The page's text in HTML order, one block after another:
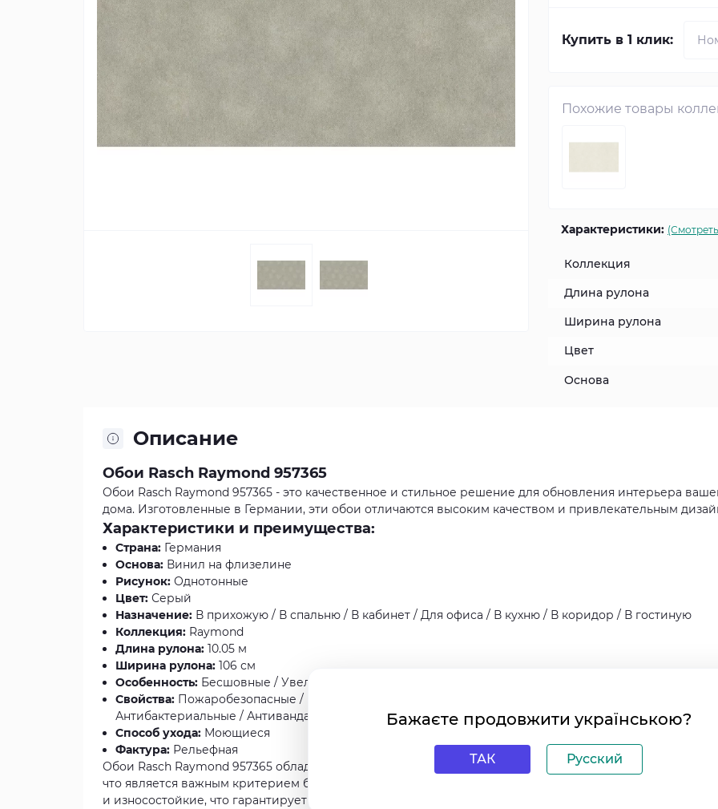
Купить в 1 клик:
Похожие товары
Характеристики:
Коллекция
Длина рулона
Ширина рулона
Цвет
Основа
Описание
Обои Rasch Raymond 957365
Обои Rasch Raymond 957365 - это качественное и стильное решение для обновления интерьера
дома. Изготовленные в Германии, эти обои отличаются высоким качеством и привлекательным
Характеристики и преимущества:
Страна: Германия
Основа: Винил на флизелине
Рисунок: Однотонные
Цвет: Серый
Назначение: В прихожую / В спальню / В кабинет / Для офиса / В кухню / В коридор / В гостиную
Коллекция: Raymond
Длина рулона: 10.05 м
Ширина рулона: 106 см
Особенность: Бесшовные / Увеличивающие комнату
Свойства: Пожаробезопасные / Клей наносится на стену / Светостойкие / Моющиеся /
Антибактериальные / Антивандальные
Способ ухода: Моющиеся
Фактура: Рельефная
Обои Rasch Raymond 957365 обладают несколькими важными преимуществами. Они
что является важным критерием безопасности для вашего дома или офиса. Также эти обои
и износостойкие, что гарантирует их долговечность и сохранение первозданного внешнего вида на
Бажаєте продовжити українською?
ТАК Русский